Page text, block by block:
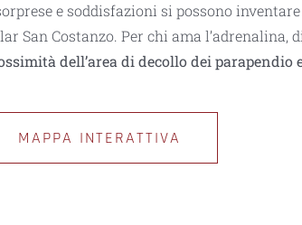
e soddisfazioni si possono
San Costanzo. Per chi ama
dell’area di decollodei parapendio
MAPPA INTERATTIVA